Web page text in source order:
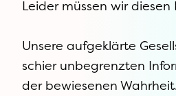
Leider müssen wir
Unsere aufgeklärte
schier unbegrenzten
der bewiesenen